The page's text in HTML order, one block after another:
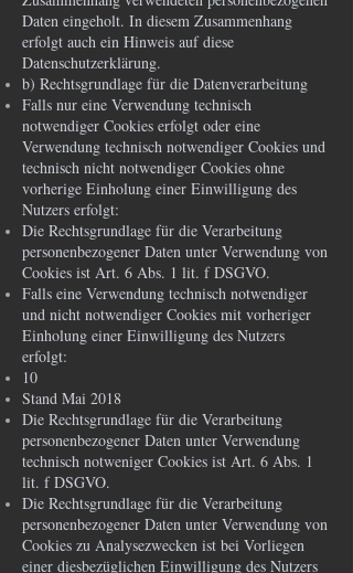
Daten eingeholt. In diesem Zusammenhang
erfolgt auch ein Hinweis auf diese
Datenschutzerklärung.
b) Rechtsgrundlage für die Datenverarbeitung
Falls nur eine Verwendung technisch
notwendiger Cookies erfolgt oder eine
Verwendung technisch notwendiger Cookies und
technisch nicht notwendiger Cookies ohne
vorherige Einholung einer Einwilligung des
Nutzers erfolgt:
Die Rechtsgrundlage für die Verarbeitung
personenbezogener Daten unter Verwendung von
Cookies ist Art. 6 Abs. 1 lit. f DSGVO.
Falls eine Verwendung technisch notwendiger
und nicht notwendiger Cookies mit vorheriger
Einholung einer Einwilligung des Nutzers
erfolgt:
10
Stand Mai 2018
Die Rechtsgrundlage für die Verarbeitung
personenbezogener Daten unter Verwendung
technisch notweniger Cookies ist Art. 6 Abs. 1
lit. f DSGVO.
Die Rechtsgrundlage für die Verarbeitung
personenbezogener Daten unter Verwendung von
Cookies zu Analysezwecken ist bei Vorliegen
einer diesbezüglichen Einwilligung des Nutzers